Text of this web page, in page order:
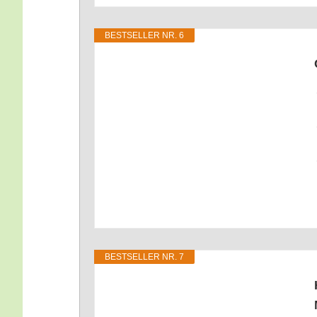
BEST­SEL­LER NR. 6
BEST­SEL­LER NR. 7